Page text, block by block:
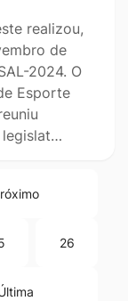
realizou,
de
2024. O
Esporte
legislat…
26